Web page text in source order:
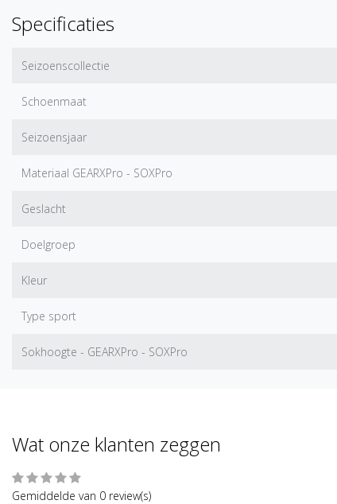
Specificaties
Seizoenscollectie
Schoenmaat
Seizoensjaar
Materiaal GEARXPro - SOXPro
Geslacht
Doelgroep
Kleur
Type sport
Sokhoogte - GEARXPro - SOXPro
Wat onze klanten zeggen
Gemiddelde van 0 review(s)